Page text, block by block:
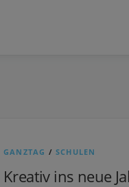
GANZTAG /SCHULEN
Kreativ ins neue